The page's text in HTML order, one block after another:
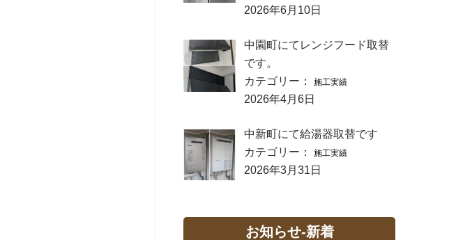
2026年6月10日
中園町にてレンジフード取替
です。
カテゴリー：
施工実績
2026年4月6日
中新町にて給湯器取替です
カテゴリー：
施工実績
2026年3月31日
お知らせ-新着